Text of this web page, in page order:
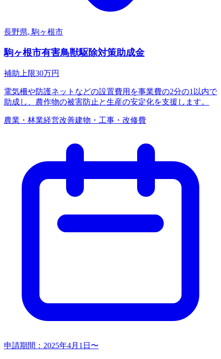
長野県, 駒ヶ根市
駒ヶ根市有害鳥獣駆除対策助成金
補助上限30万円
電気柵や防護ネットなどの設置費用を事業費の2分の1以内で
助成し、農作物の被害防止と生産の安定化を支援します。
農業・林業経営改善建物・工事・改修費
申請期間： 2025年4月1日〜